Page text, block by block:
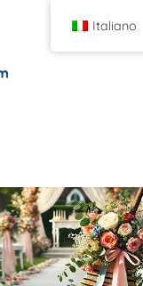
Italiano